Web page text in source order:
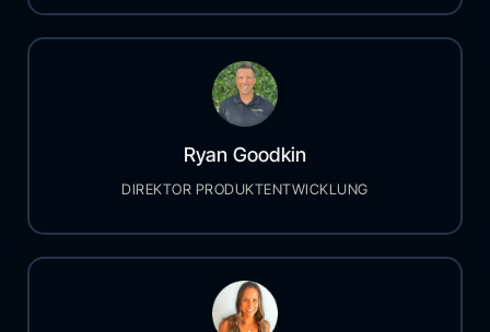
Ryan Goodkin
DIREKTOR PRODUKTENTWICKLUNG